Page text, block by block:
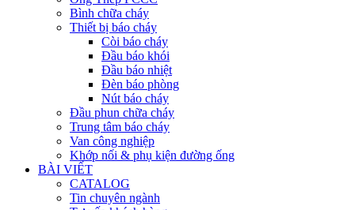
Bình chữa cháy
Thiết bị báo cháy
Còi báo cháy
Đầu báo khói
Đầu báo nhiệt
Đèn báo phòng
Nút báo cháy
Đầu phun chữa cháy
Trung tâm báo cháy
Van công nghiệp
Khớp nối & phụ kiện đường ống
BÀI VIẾT
CATALOG
Tin chuyên ngành